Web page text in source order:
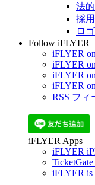
法
採
ロ
Follow iFLYER
iFLYER
iFLYER
iFLYER
iFLYER
RSS フィ
iFLYER Apps
iFLYER
iFLYER is